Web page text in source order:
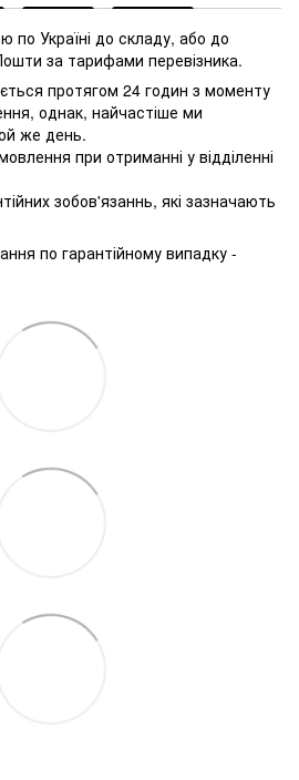
Україні до складу, або до
за тарифами перевізника.
протягом 24 годин з моменту
однак, найчастіше ми
же день.
при отриманні у відділенні
зобов'язаннь, які зазначають
по гарантійному випадку -